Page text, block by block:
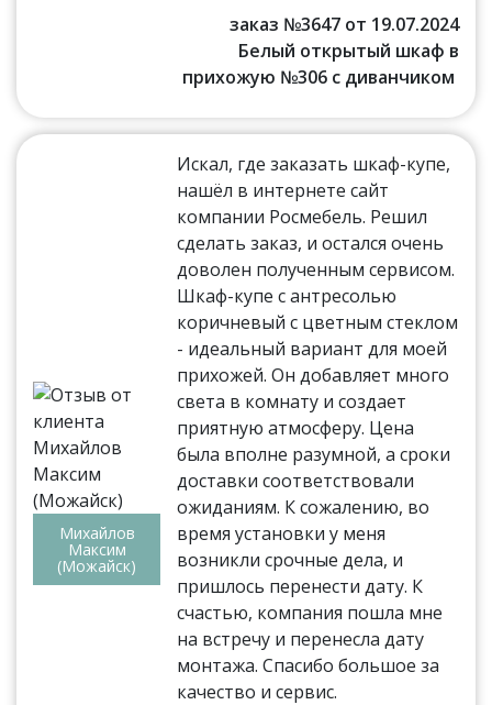
заказ №3647 от 19.07.2024
Белый открытый шкаф в
прихожую №306 с диванчиком
Михайлов
Максим
(Можайск)
Искал, где заказать шкаф-купе,
нашёл в интернете сайт
компании Росмебель. Решил
сделать заказ, и остался очень
доволен полученным сервисом.
Шкаф-купе с антресолью
коричневый с цветным стеклом
- идеальный вариант для моей
прихожей. Он добавляет много
света в комнату и создает
приятную атмосферу. Цена
была вполне разумной, а сроки
доставки соответствовали
ожиданиям. К сожалению, во
время установки у меня
возникли срочные дела, и
пришлось перенести дату. К
счастью, компания пошла мне
на встречу и перенесла дату
монтажа. Спасибо большое за
качество и сервис.